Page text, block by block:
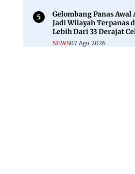
Gelombang Panas Awal
Jadi Wilayah Terpanas
Lebih Dari 33 Derajat
NEWS07 Agu 2026